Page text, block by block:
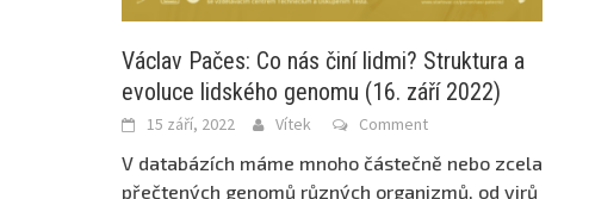
Václav Pačes: Co nás činí lidmi? Struktura a
evoluce lidského genomu (16. září 2022)
15 září, 2022 Vítek Comment
V databázích máme mnoho částečně nebo zcela
přečtených genomů různých organizmů, od virů